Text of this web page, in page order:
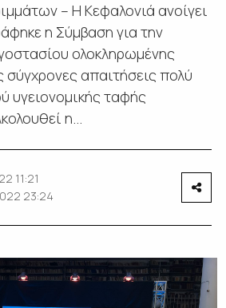
– Η Κεφαλονιά ανοίγει
η Σύμβαση για την
ολοκληρωμένης
σύγχρονες απαιτήσεις πολύ
υγειονομικής ταφής
η...
11:21
23:24